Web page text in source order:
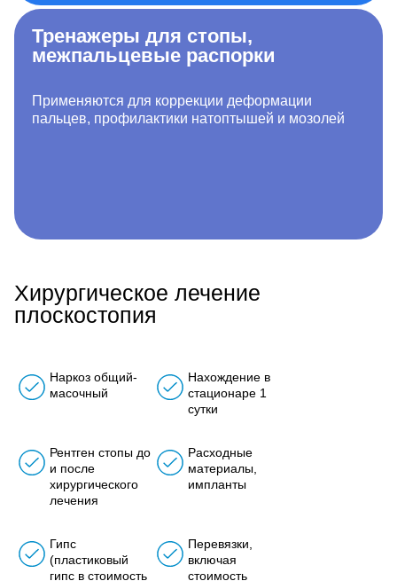
Тренажеры для стопы,
межпальцевые распорки
Применяются для коррекции деформации
пальцев, профилактики натоптышей и мозолей
Хирургическое лечение
плоскостопия
Наркоз общий-
масочный
Нахождение в
стационаре 1
сутки
Рентген стопы до
и после
хирургического
лечения
Расходные
материалы,
импланты
Гипс
(пластиковый
гипс в стоимость
Перевязки,
включая
стоимость